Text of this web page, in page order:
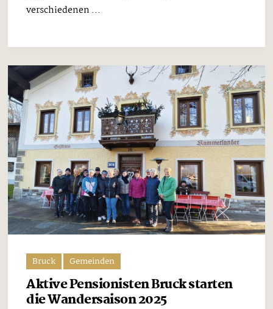
verschiedenen ...
Bruck Gemeinden
Aktive Pensionisten Bruck starten
die Wandersaison 2025